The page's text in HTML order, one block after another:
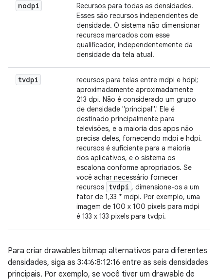
nodpi
Recursos para todas as densidades.
Esses são recursos independentes de
densidade. O sistema não dimensionar
recursos marcados com esse
qualificador, independentemente da
densidade da tela atual.
tvdpi
recursos para telas entre mdpi e hdpi;
aproximadamente aproximadamente
213 dpi. Não é considerado um grupo
de densidade "principal".' Ele é
destinado principalmente para
televisões, e a maioria dos apps não
precisa deles, fornecendo mdpi e hdpi.
recursos é suficiente para a maioria
dos aplicativos, e o sistema os
escalona conforme apropriados. Se
você achar necessário fornecer
recursos tvdpi , dimensione-os a um
fator de 1,33 * mdpi. Por exemplo, uma
imagem de 100 x 100 pixels para mdpi
é 133 x 133 pixels para tvdpi.
Para criar drawables bitmap alternativos para diferentes
densidades, siga as 3:4:6:8:12:16 entre as seis densidades
principais. Por exemplo, se você tiver um drawable de